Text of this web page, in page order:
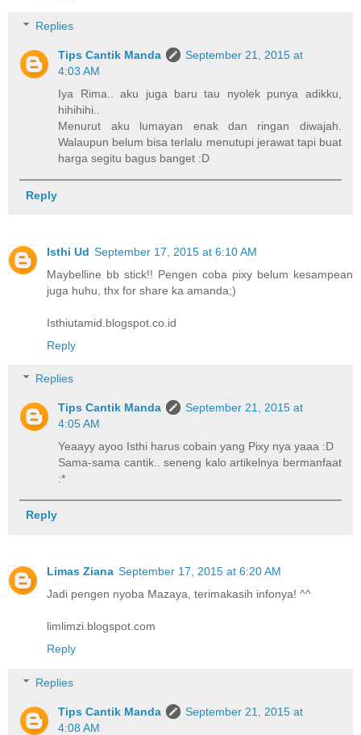
Replies
Tips Cantik Manda
September 21, 2015 at
4:03 AM
Iya Rima.. aku juga baru tau nyolek punya adikku,
hihihihi..
Menurut aku lumayan enak dan ringan diwajah.
Walaupun belum bisa terlalu menutupi jerawat tapi buat
harga segitu bagus banget :D
Reply
Isthi Ud September 17, 2015 at 6:10 AM
Maybelline bb stick!! Pengen coba pixy belum kesampean
juga huhu, thx for share ka amanda;)
Isthiutamid.blogspot.co.id
Reply
Replies
Tips Cantik Manda
September 21, 2015 at
4:05 AM
Yeaayy ayoo Isthi harus cobain yang Pixy nya yaaa :D
Sama-sama cantik.. seneng kalo artikelnya bermanfaat
:*
Reply
Limas Ziana September 17, 2015 at 6:20 AM
Jadi pengen nyoba Mazaya, terimakasih infonya! ^^
limlimzi.blogspot.com
Reply
Replies
Tips Cantik Manda
September 21, 2015 at
4:08 AM